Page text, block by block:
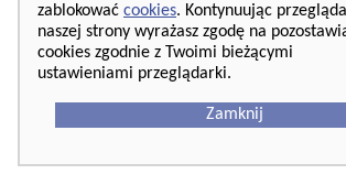
zablokować cookies. Kontynuując
naszej strony wyrażasz zgodę na
cookies zgodnie z Twoimi bieżącymi
ustawieniami przeglądarki.
Zamknij